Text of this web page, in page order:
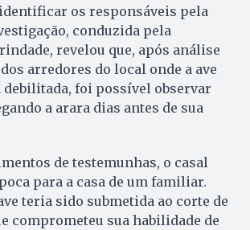
os responsáveis pela
conduzida pela
revelou que, após análise
arredores do local onde a ave
foi possível observar
a arara dias antes de sua
de testemunhas, o casal
para a casa de um familiar.
teria sido submetida ao corte de
comprometeu sua habilidade de